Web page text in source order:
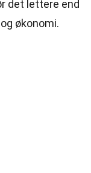
det lettere end
økonomi.